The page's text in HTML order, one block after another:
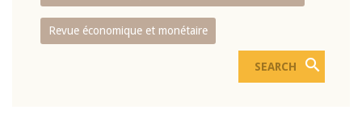
Revue économique et monétaire